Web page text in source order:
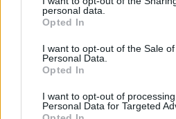
grant or deny consent to Google
use your data for below specified
consent section.
personal data.
Opted In
I want to opt-out of the Sale
Personal Data.
Opted In
I want to opt-out of
Personal Data for Targeted
A blogketrecben
Miután először kerültem be
blogketrecébe, azóta
azokat a cikkeket, ami
vagy a mára már megszűnt
Néha még én magam is